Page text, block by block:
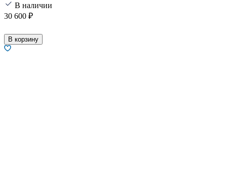
В наличии
30 600 ₽
В корзину